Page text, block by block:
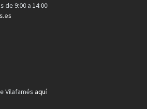
de 9:00 a 14:00
Vilafamés aquí